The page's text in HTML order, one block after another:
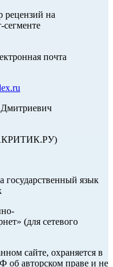
рецензий на
почта
государственный язык
(для сетевого
сайте, охраняется в
об авторском праве и не